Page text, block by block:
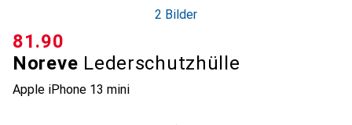
2 Bilder
Noreve Lederschutzhülle
Apple iPhone 13 mini
CHF
81.90